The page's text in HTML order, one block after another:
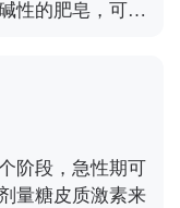
性的肥皂，可以
的周围是寄生虫
的主要原因就是
治疗。另外，病
持清洁，内裤也
阶段，急性期可
量糖皮质激素来